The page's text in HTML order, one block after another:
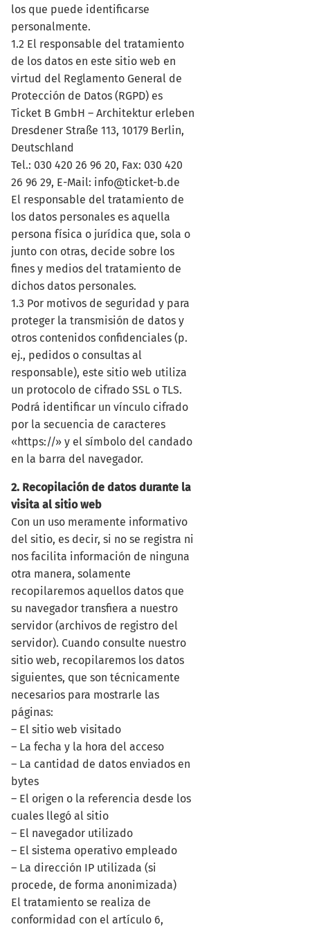
los que puede identificarse
personalmente.
1.2 El responsable del tratamiento
de los datos en este sitio web en
virtud del Reglamento General de
Protección de Datos (RGPD) es
Ticket B GmbH – Architektur erleben
Dresdener Straße 113, 10179 Berlin,
Deutschland
Tel.: 030 420 26 96 20, Fax: 030 420
26 96 29, E-Mail: info@ticket-b.de
El responsable del tratamiento de
los datos personales es aquella
persona física o jurídica que, sola o
junto con otras, decide sobre los
fines y medios del tratamiento de
dichos datos personales.
1.3 Por motivos de seguridad y para
proteger la transmisión de datos y
otros contenidos confidenciales (p.
ej., pedidos o consultas al
responsable), este sitio web utiliza
un protocolo de cifrado SSL o TLS.
Podrá identificar un vínculo cifrado
por la secuencia de caracteres
«https://» y el símbolo del candado
en la barra del navegador.
2. Recopilación de datos durante la
visita al sitio web
Con un uso meramente informativo
del sitio, es decir, si no se registra ni
nos facilita información de ninguna
otra manera, solamente
recopilaremos aquellos datos que
su navegador transfiera a nuestro
servidor (archivos de registro del
servidor). Cuando consulte nuestro
sitio web, recopilaremos los datos
siguientes, que son técnicamente
necesarios para mostrarle las
páginas:
– El sitio web visitado
– La fecha y la hora del acceso
– La cantidad de datos enviados en
bytes
– El origen o la referencia desde los
cuales llegó al sitio
– El navegador utilizado
– El sistema operativo empleado
– La dirección IP utilizada (si
procede, de forma anonimizada)
El tratamiento se realiza de
conformidad con el artículo 6,